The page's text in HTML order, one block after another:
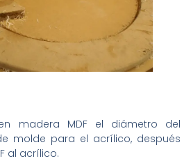
madera MDF el diámetro del
molde para el acrílico, después
al acrílico.